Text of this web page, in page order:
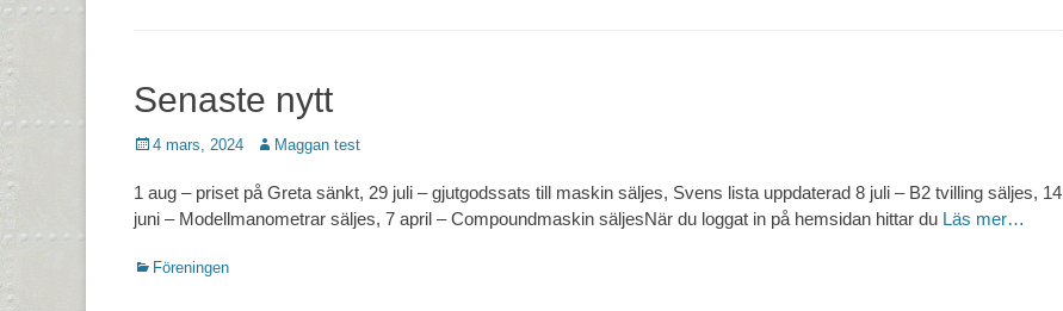
Senaste nytt
Postades
4 mars, 2024 Författare
Maggan test
1 aug – priset på Greta sänkt, 29 juli – gjutgodssats till maskin säljes, Svens lista uppdaterad 8 juli – B2 tvilling säljes, 14
juni – Modellmanometrar säljes, 7 april – Compoundmaskin säljesNär du loggat in på hemsidan hittar du Läs mer…
Kategorier
Föreningen